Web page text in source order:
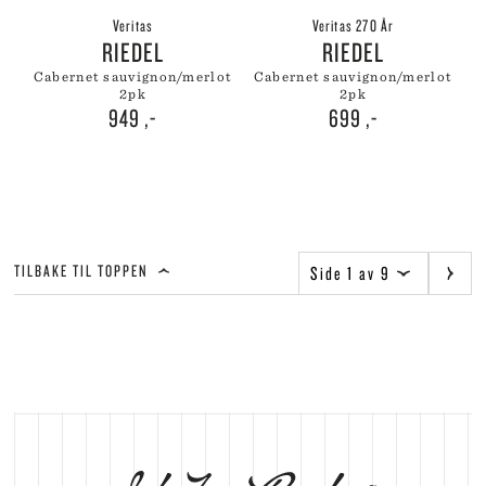
Veritas
RIEDEL
cabernet sauvignon/merlot
2pk
949 ,-
Veritas 270 År
RIEDEL
cabernet sauvignon/merlot
2pk
699 ,-
TILBAKE TIL TOPPEN Side 1 av 9